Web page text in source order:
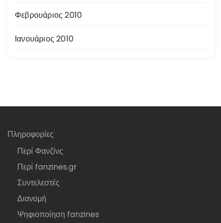
Φεβρουάριος 2010
Ιανουάριος 2010
Πληροφορίες
Περί Φανζίνς
Περί fanzines.gr
Συντελεστές
Διανομή
Ψηφιοποίηση fanzines